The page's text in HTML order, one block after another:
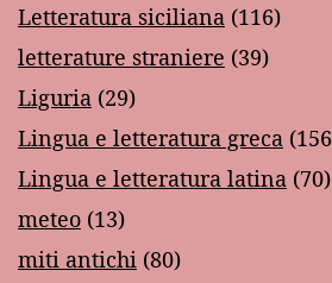
Letteratura siciliana (116)
letterature straniere (39)
Liguria (29)
Lingua e letteratura greca
Lingua e letteratura latina (70)
meteo (13)
miti antichi (80)